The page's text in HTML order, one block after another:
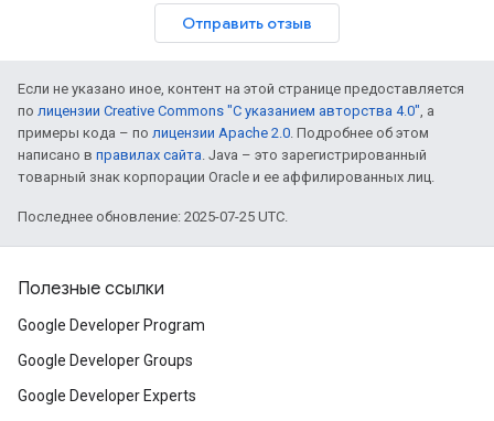
Отправить отзыв
Если не указано иное, контент на этой странице предоставляется
по лицензии Creative Commons "С указанием авторства 4.0", а
примеры кода – по лицензии Apache 2.0. Подробнее об этом
написано в правилах сайта. Java – это зарегистрированный
товарный знак корпорации Oracle и ее аффилированных лиц.
Последнее обновление: 2025-07-25 UTC.
Полезные ссылки
Google Developer Program
Google Developer Groups
Google Developer Experts